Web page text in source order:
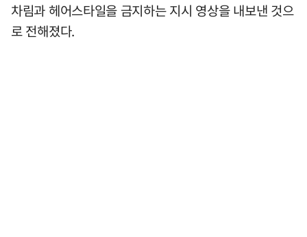
차림과 헤어스타일을 금지하는 지시 영상을 내보낸 것으
로 전해졌다.